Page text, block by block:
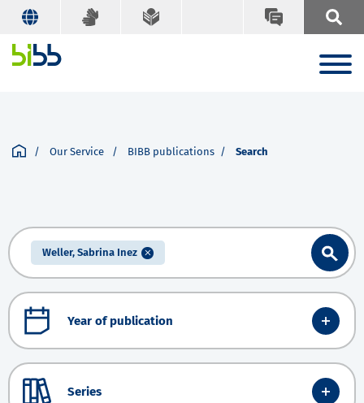
Our Service BIBB publications Search
Weller, Sabrina Inez
Year of publication
Series